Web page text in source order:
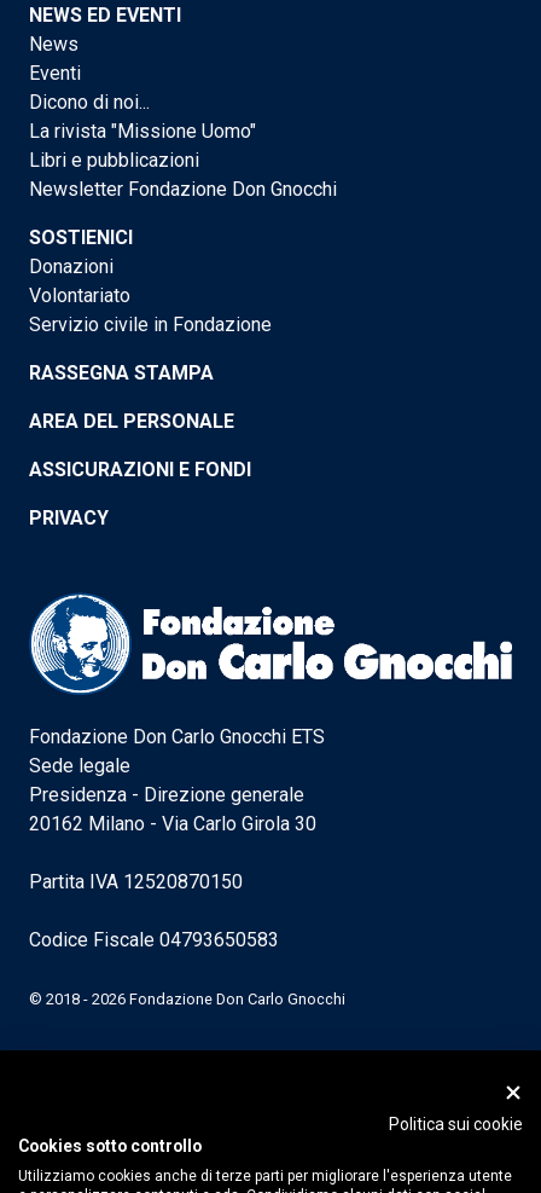
NEWS ED EVENTI
News
Eventi
Dicono di noi...
La rivista "Missione Uomo"
Libri e pubblicazioni
Newsletter Fondazione Don Gnocchi
SOSTIENICI
Donazioni
Volontariato
Servizio civile in Fondazione
RASSEGNA STAMPA
AREA DEL PERSONALE
ASSICURAZIONI E FONDI
PRIVACY
Fondazione Don Carlo Gnocchi ETS
Sede legale
Presidenza - Direzione generale
20162 Milano - Via Carlo Girola 30
Partita IVA 12520870150
Codice Fiscale 04793650583
© 2018 - 2026 Fondazione Don Carlo Gnocchi
Politica sui cookie
Cookies sotto controllo
Utilizziamo cookies anche di terze parti per migliorare l'esperienza utente